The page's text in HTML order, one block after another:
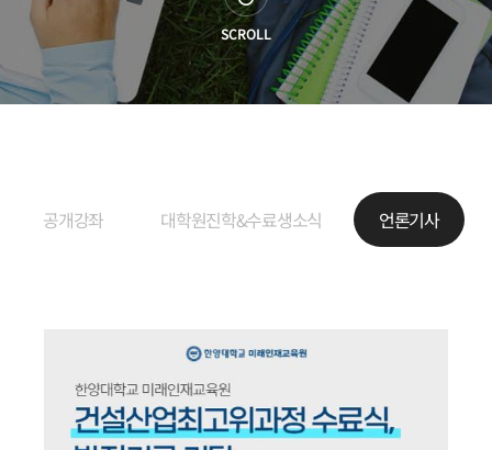
SCROLL
공개강좌 대학원진학&수료생소식 언론기사